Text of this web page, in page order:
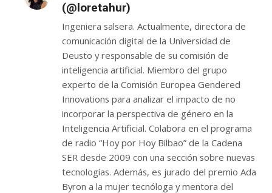
(@loretahur)
Ingeniera salsera. Actualmente, directora de
comunicación digital de la Universidad de
Deusto y responsable de su comisión de
inteligencia artificial. Miembro del grupo
experto de la Comisión Europea Gendered
Innovations para analizar el impacto de no
incorporar la perspectiva de género en la
Inteligencia Artificial. Colabora en el programa
de radio “Hoy por Hoy Bilbao” de la Cadena
SER desde 2009 con una sección sobre nuevas
tecnologías. Además, es jurado del premio Ada
Byron a la mujer tecnóloga y mentora del